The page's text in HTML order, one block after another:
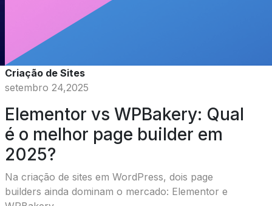
Criação de Sites
setembro 24,2025
Elementor vs WPBakery: Qual
é o melhor page builder em
2025?
Na criação de sites em WordPress, dois page
builders ainda dominam o mercado: Elementor e